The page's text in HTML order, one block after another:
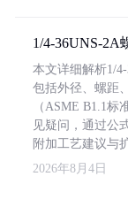
1/4-36UNS-2A
本文详细解析1/
包括外径、螺距
（ASME B1.1标
见疑问，通过公
附加工艺建议与
2026年8月4日